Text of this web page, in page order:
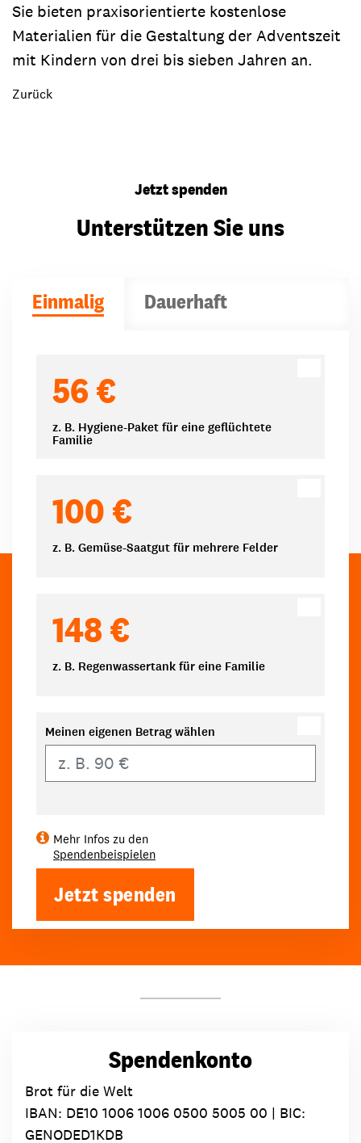
Sie bieten praxisorientierte kostenlose
Materialien für die Gestaltung der Adventszeit
mit Kindern von drei bis sieben Jahren an.
Zurück
Jetzt spenden
Unterstützen Sie uns
Einmalig Dauerhaft
56 €
z. B. Hygiene-Paket für eine geflüchtete
Familie
100 €
z. B. Gemüse-Saatgut für mehrere Felder
148 €
z. B. Regenwassertank für eine Familie
Meinen eigenen Betrag wählen
Mehr Infos zu den
Spendenbeispielen
Jetzt spenden
Spendenkonto
Brot für die Welt
IBAN: DE10 1006 1006 0500 5005 00 | BIC:
GENODED1KDB